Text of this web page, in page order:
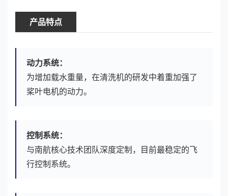
产品特点
动力系统：
为增加载水重量，在清洗机的研发中着重加强了
桨叶电机的动力。
控制系统：
与南航核心技术团队深度定制，目前最稳定的飞
行控制系统。